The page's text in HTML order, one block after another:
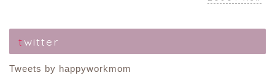
twitter
Tweets by happyworkmom